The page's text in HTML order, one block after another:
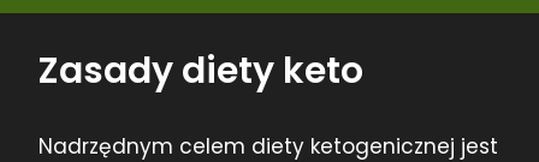
Zasady diety keto
Nadrzędnym celem diety ketogenicznej jest